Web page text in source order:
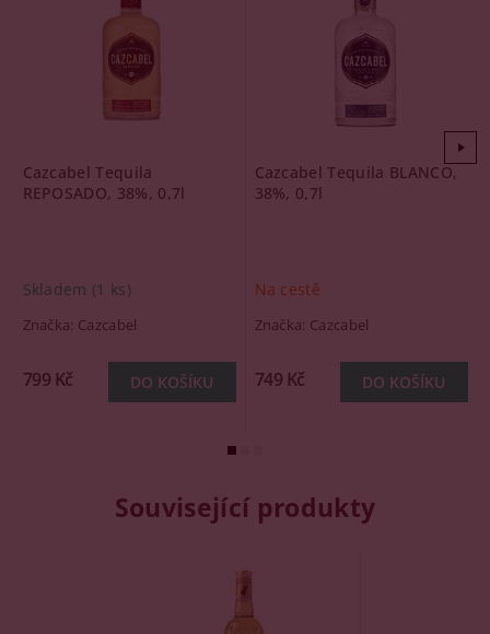
Cazcabel Tequila
REPOSADO, 38%, 0,7l
Skladem (1 ks)
Značka: Cazcabel
799 Kč
Cazcabel Tequila BLANCO,
38%, 0,7l
Na cestě
Značka: Cazcabel
749 Kč
Související produkty